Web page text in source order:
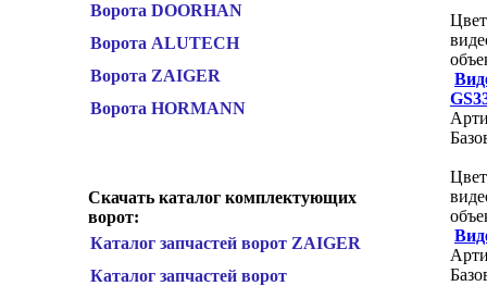
Ворота DOORHAN
Ворота ALUTECH
Ворота ZAIGER
Ворота HORMANN
Скачать каталог комплектующих
ворот:
Каталог запчастей ворот ZAIGER
Каталог запчастей ворот